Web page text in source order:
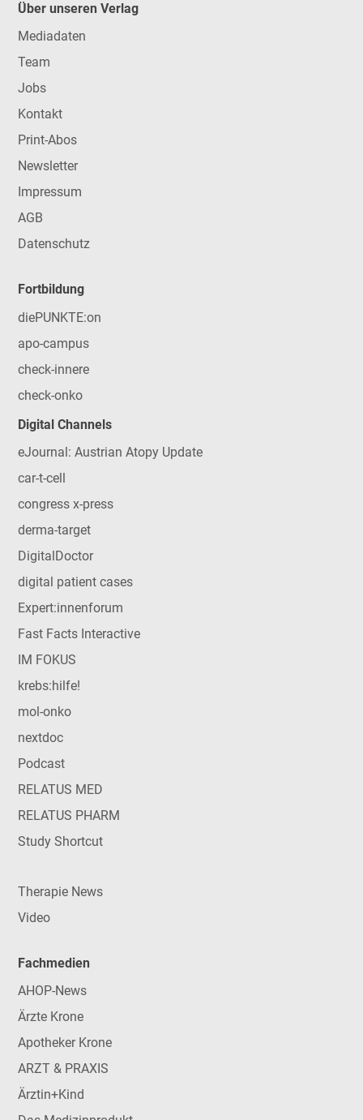
Über unseren Verlag
Mediadaten
Team
Jobs
Kontakt
Print-Abos
Newsletter
Impressum
AGB
Datenschutz
Fortbildung
diePUNKTE:on
apo-campus
check-innere
check-onko
Digital Channels
eJournal: Austrian Atopy Update
car-t-cell
congress x-press
derma-target
DigitalDoctor
digital patient cases
Expert:innenforum
Fast Facts Interactive
IM FOKUS
krebs:hilfe!
mol-onko
nextdoc
Podcast
RELATUS MED
RELATUS PHARM
Study Shortcut
Therapie News
Video
Fachmedien
AHOP-News
Ärzte Krone
Apotheker Krone
ARZT & PRAXIS
Ärztin+Kind